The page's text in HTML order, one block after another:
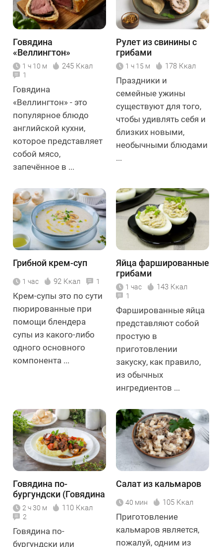
Говядина
«Веллингтон»
1 ч 10 м 245 Ккал
1
Говядина
«Веллингтон» - это
популярное блюдо
английской кухни,
которое представляет
собой мясо,
запечённое в ...
Рулет из свинины с
грибами
1 ч 15 м 178 Ккал
Праздники и
семейные ужины
существуют для того,
чтобы удивлять себя и
близких новыми,
необычными блюдами
...
Грибной крем-суп
1 час 92 Ккал 1
Крем-супы это по сути
пюрированные при
помощи блендера
супы из какого-либо
одного основного
компонента ...
Яйца фаршированные
грибами
1 час 143 Ккал
1
Фаршированные яйца
представляют собой
простую в
приготовлении
закуску, как правило,
из обычных
ингредиентов ...
Говядина по-
бургундски (Говядина
«Бургиньон»)
2 ч 30 м 110 Ккал
2
Говядина по-
бургундски или
Салат из кальмаров
40 мин 105 Ккал
Приготовление
кальмаров является,
пожалуй, одним из